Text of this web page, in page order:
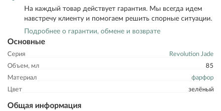
Основные
Серия
Revolution Jade
Объем, мл
85
Материал
фарфор
Цвет
зелёный
Общая информация
На каждый товар действует гарантия. Мы всегда идем
навстречу клиенту и помогаем решить спорные ситуации.
Подробнее о гарантии, обмене и возврате